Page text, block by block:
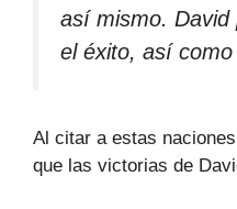
así mismo. David
el éxito, así
Al citar a estas
que las victorias de